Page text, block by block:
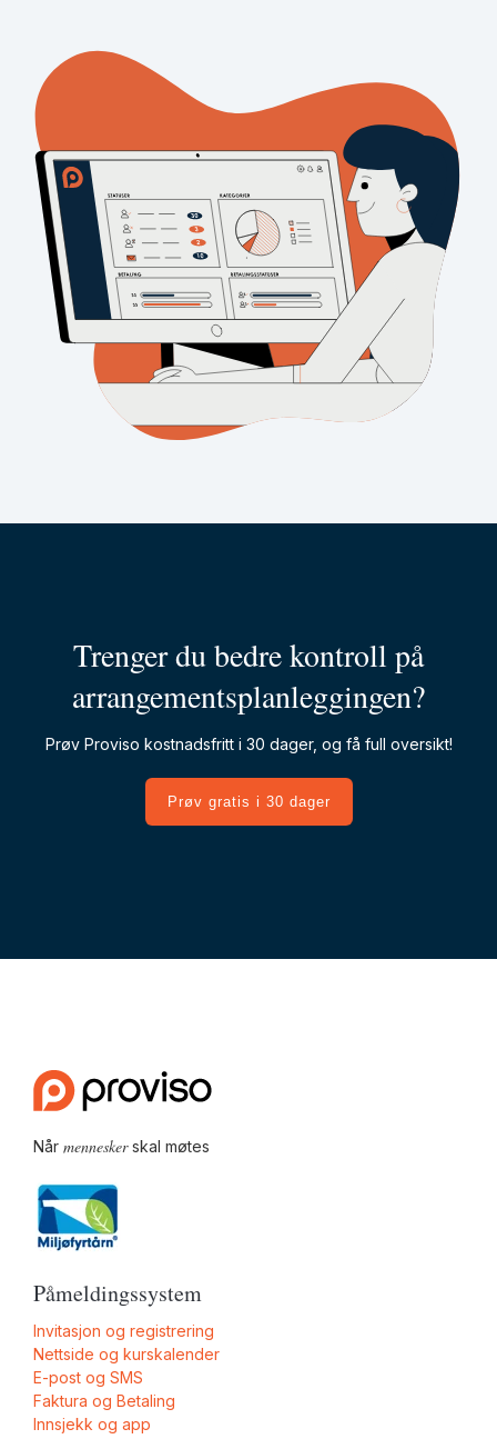
Trenger du bedre kontroll på
arrangementsplanleggingen?
Prøv Proviso kostnadsfritt i 30 dager, og få full oversikt!
Prøv gratis i 30 dager
Når menneskerskal møtes
Påmeldingssystem
Invitasjon og registrering
Nettside og kurskalender
E-post og SMS
Faktura og Betaling
Innsjekk og app